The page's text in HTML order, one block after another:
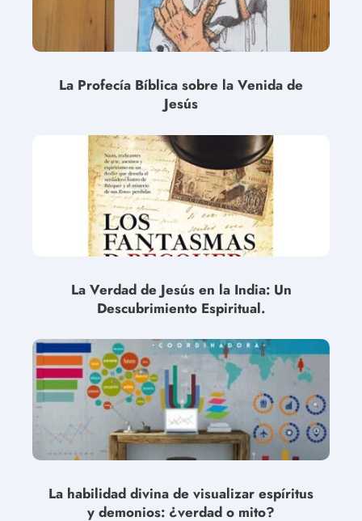
La Profecía Bíblica sobre la Venida de
Jesús
La Verdad de Jesús en la India: Un
Descubrimiento Espiritual.
La habilidad divina de visualizar espíritus
y demonios: ¿verdad o mito?